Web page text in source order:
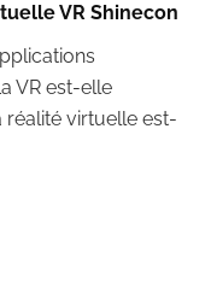
VR Shinecon
VR est-elle
virtuelle est-